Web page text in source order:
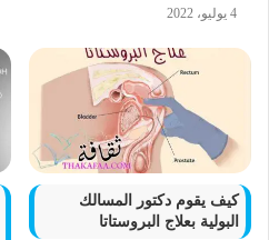
4 يوليو، 2022
كيف يقوم دكتور المسالك
البولية بعلاج البروستاتا